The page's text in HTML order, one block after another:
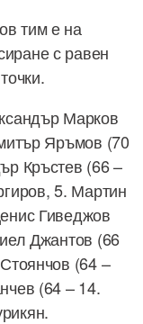
тим е на
с равен
Марков
Яръмов (70
Кръстев (66 –
5. Мартин
Гиведжов
Джантов (66
(64 –
(64 – 14.